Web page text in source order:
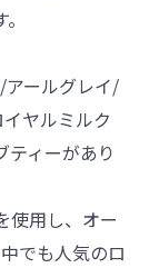
ールグレイ/
ヤルミルク
ティーがあり
使用し、オー
でも人気のロ